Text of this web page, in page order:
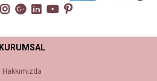
KURUMSAL
Hakkımızda